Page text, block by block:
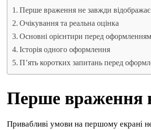
Перше враження не завжди
Очікування та реальна оцінка
Основні орієнтири перед оформленням
Історія одного оформлення
П’ять коротких запитань перед
Перше враження
Привабливі умови на першому екрані